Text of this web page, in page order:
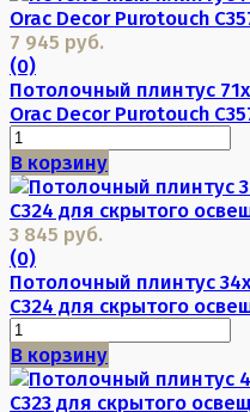
7 945 руб.
(0)
Потолочный плинтус
Orac Decor Purotouch
В корзину
3 845 руб.
(0)
Потолочный плинтус
C324 для скрытого
В корзину